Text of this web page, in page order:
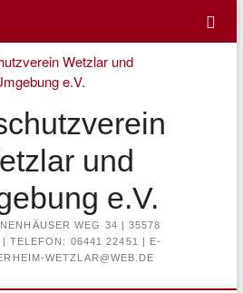
und
e.V.
WEG 34 | 35578
| TELEFON: 06441 22451 | E-
WETZLAR@WEB.DE